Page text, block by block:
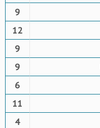
9
12
9
9
6
11
4